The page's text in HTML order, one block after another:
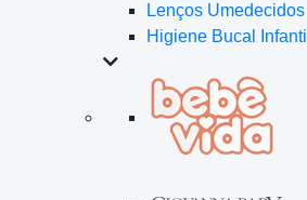
Lenços Umedecidos
Higiene Bucal Infantil